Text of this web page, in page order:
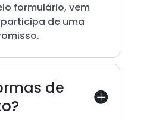
formulário, vem
de uma
de